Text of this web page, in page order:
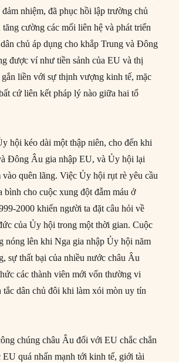
nhiệm, đã phục hồi lập trường chủ
cường các mối liên hệ và phát triển
chủ áp dụng cho khắp Trung và Đông
được ví như tiền sảnh của EU và thị
liền với sự thịnh vượng kinh tế, mặc
cứ liên kết pháp lý nào giữa hai tổ
hội kéo dài một thập niên, cho đến khi
Đông Âu gia nhập EU, và Ủy hội lại
quên lãng. Việc Ủy hội rụt rè yêu cầu
bình cho cuộc xung đột đẫm máu ở
2000 khiến người ta đặt câu hỏi về
của Ủy hội trong một thời gian. Cuộc
nóng lên khi Nga gia nhập Ủy hội năm
sự thất bại của nhiều nước châu Âu
các thành viên mới vốn thường vi
tắc dân chủ đôi khi làm xói mòn uy tín
chúng châu Âu đối với EU chắc chắn
EU quá nhấn mạnh tới kinh tế, giới tài